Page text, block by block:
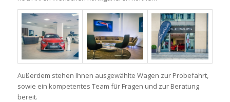
Außerdem stehen Ihnen ausgewählte Wagen zur Probefahrt,
sowie ein kompetentes Team für Fragen und zur Beratung
bereit.